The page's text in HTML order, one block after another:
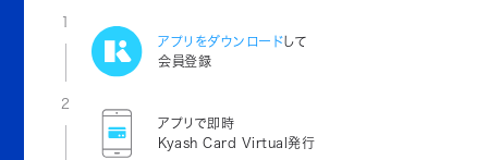
1
アプリをダウンロード して
会員登録
2
アプリで即時
Kyash Card Virtual発行